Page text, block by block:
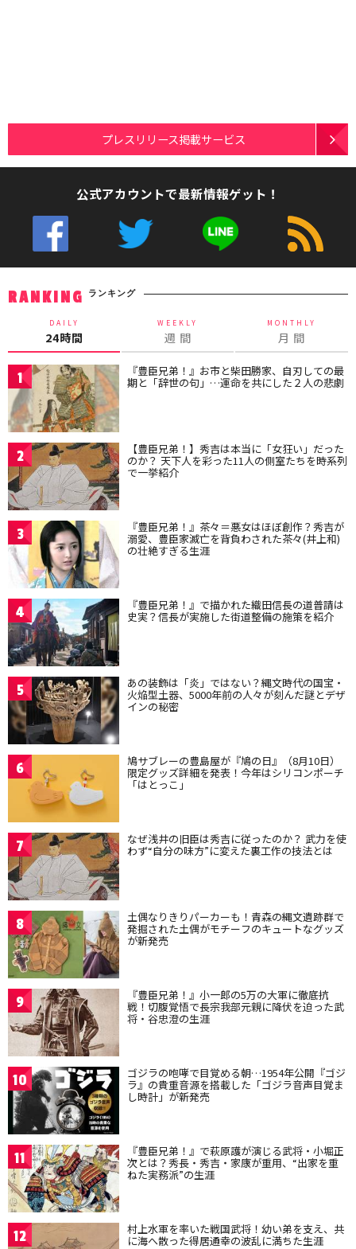
プレスリリース掲載サービス
公式アカウントで最新情報ゲット！
RANKING ランキング
DAILY
24時間
WEEKLY
週 間
MONTHLY
月 間
1 『豊臣兄弟！』お市と柴田勝家、自刃しての最
期と「辞世の句」…運命を共にした２人の悲劇
2 【豊臣兄弟！】秀吉は本当に「女狂い」だった
のか？ 天下人を彩った11人の側室たちを時系列
で一挙紹介
3 『豊臣兄弟！』茶々＝悪女はほぼ創作？秀吉が
溺愛、豊臣家滅亡を背負わされた茶々(井上和)
の壮絶すぎる生涯
4 『豊臣兄弟！』で描かれた織田信長の道普請は
史実？信長が実施した街道整備の施策を紹介
5 あの装飾は「炎」ではない？縄文時代の国宝・
火焔型土器、5000年前の人々が刻んだ謎とデザ
インの秘密
6 鳩サブレーの豊島屋が『鳩の日』（8月10日）
限定グッズ詳細を発表！今年はシリコンポーチ
「はとっこ」
7 なぜ浅井の旧臣は秀吉に従ったのか？ 武力を使
わず“自分の味方”に変えた裏工作の技法とは
8 土偶なりきりパーカーも！青森の縄文遺跡群で
発掘された土偶がモチーフのキュートなグッズ
が新発売
9 『豊臣兄弟！』小一郎の5万の大軍に徹底抗
戦！切腹覚悟で長宗我部元親に降伏を迫った武
将・谷忠澄の生涯
10 ゴジラの咆哮で目覚める朝…1954年公開『ゴジ
ラ』の貴重音源を搭載した「ゴジラ音声目覚ま
し時計」が新発売
11 『豊臣兄弟！』で萩原護が演じる武将・小堀正
次とは？秀長・秀吉・家康が重用、“出家を重
ねた実務派”の生涯
12 村上水軍を率いた戦国武将！幼い弟を支え、共
に海へ散った得居通幸の波乱に満ちた生涯